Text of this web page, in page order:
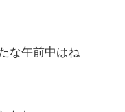
な午前中はね